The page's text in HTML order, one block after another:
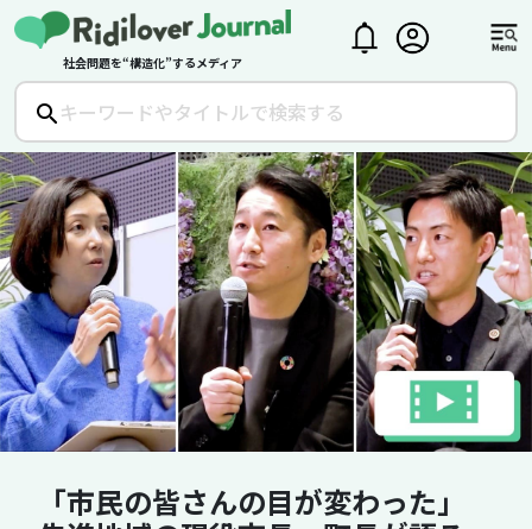
社会問題を“構造化”するメディア
「市民の皆さんの目が変わった」